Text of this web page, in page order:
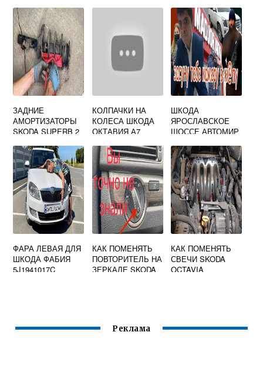
ЗАДНИЕ
АМОРТИЗАТОРЫ
SKODA SUPERB 2
КОЛПАЧКИ НА
КОЛЕСА ШКОДА
ОКТАВИЯ А7
ШКОДА
ЯРОСЛАВСКОЕ
ШОССЕ АВТОМИР
ФАРА ЛЕВАЯ ДЛЯ
ШКОДА ФАБИЯ
5J1941017C
КАК ПОМЕНЯТЬ
ПОВТОРИТЕЛЬ НА
ЗЕРКАЛЕ SKODA
КАК ПОМЕНЯТЬ
СВЕЧИ SKODA
OCTAVIA
Реклама